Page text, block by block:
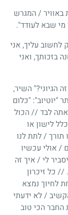
באוויר / המגרש
שבא לעודד".
לחשוב עליך, אני
בזכותך, ואני
הגיוני?" השיר,
"יוטיוב": "כלום
לבד // הכול
לישון או
תורך / לתת לנו
/ אולי עכשיו
לי / איך זה
// כל זיכרון
לחיוך נמצא
/ לא ידעתי
הכי טוב